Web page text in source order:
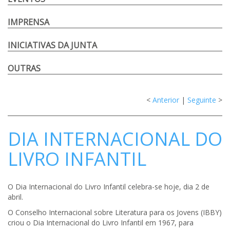
IMPRENSA
INICIATIVAS DA JUNTA
OUTRAS
< Anterior | Seguinte >
DIA INTERNACIONAL DO
LIVRO INFANTIL
O Dia Internacional do Livro Infantil celebra-se hoje, dia 2 de
abril.
O Conselho Internacional sobre Literatura para os Jovens (IBBY)
criou o Dia Internacional do Livro Infantil em 1967, para